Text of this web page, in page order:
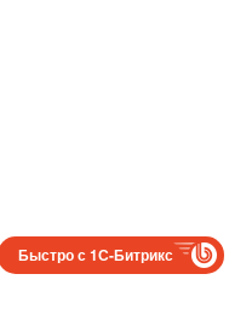
Быстро с 1С-Битрикс